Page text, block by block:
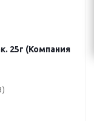
25г (Компания